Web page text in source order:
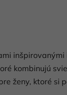
kombinujú
ženy, ktoré si